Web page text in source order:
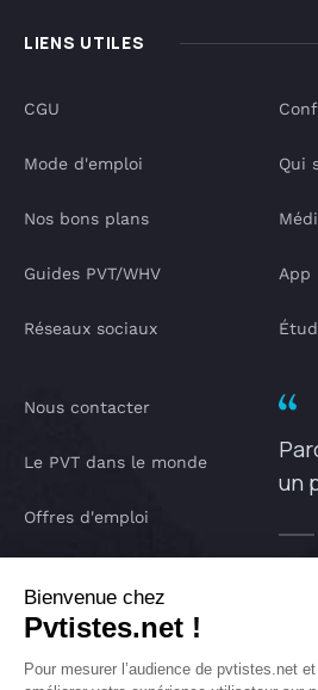
LIENS UTILES
CGU
Mode d'emploi
Nos bons plans
Guides PVT/WHV
Réseaux sociaux
Qui
App
Nous contacter
Le PVT dans le monde
Offres d'emploi
IA pvtistes
un
Bienvenue chez
Pvtistes.net !
Pour mesurer l’audience de pvtistes.net